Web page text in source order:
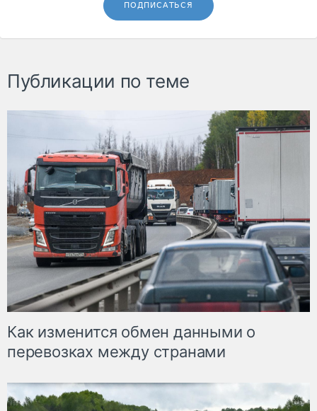
ПОДПИСАТЬСЯ
Публикации по теме
Как изменится обмен данными о
перевозках между странами